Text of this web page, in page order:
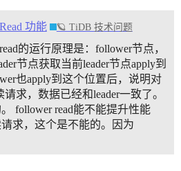
功能 🪐 TiDB 技术问题
的运行原理是：follower节点，
节点获取当前leader节点apply到
也apply到这个位置后，说明对
求，数据已经和leader一致了。
follower read能不能提升性能
求，这个是不能的。因为